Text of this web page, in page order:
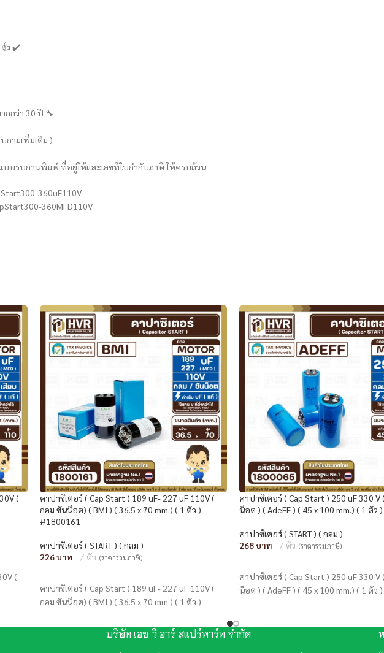
👍 ✔️
กว่า 30 ปี 🔧
ถามเพิ่มเติม )
บบรบกวนพิมพ์ ที่อยู่ให้และเลขที่ใบกำกับภาษี ให้ครบถ้วน
360uF110V
360MFD110V
(
(
คาปาซิเตอร์ ( Cap Start ) 189 uF- 227 uF 110V (
กลม ขันน็อต) ( BMI ) ( 36.5 x 70 mm.) ( 1 ตัว )
#1800161
คาปาซิเตอร์ ( START ) ( กลม )
226
ตัว (ราคารวมภาษี)
คาปาซิเตอร์ ( Cap Start ) 189 uF- 227 uF 110V (
กลม ขันน็อต) ( BMI ) ( 36.5 x 70 mm.) ( 1 ตัว )
คาปาซิเตอร์ ( Cap Start ) 250 uF 330 V
น็อต ) ( AdeFF ) ( 45 x 100 mm.) ( 1 ตัว
คาปาซิเตอร์ ( START ) ( กลม )
268
ตัว (ราคารวมภาษี)
คาปาซิเตอร์ ( Cap Start ) 250 uF 330 V
น็อต ) ( AdeFF ) ( 45 x 100 mm.) ( 1 ตัว )
บริษัท เอช วี อาร์ สแปร์พาร์ท จำกัด